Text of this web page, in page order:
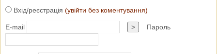
Вхід/реєстрація (увійти без коментування)
E-mail > Пароль